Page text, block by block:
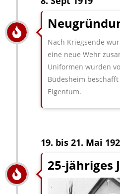
Nach Kriegsende
eine neue Wehr
Uniformen wurden
Büdesheim
Eigentum.
19. bis 21. Mai
25-jähriges